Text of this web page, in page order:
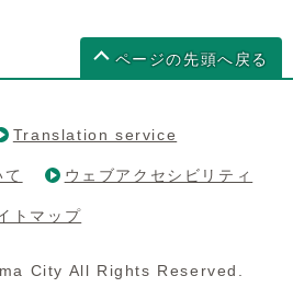
ページの先頭へ戻る
Translation service
ウェブアクセシビリティ
トマップ
City All Rights Reserved.